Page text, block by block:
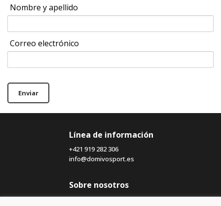
Nombre y apellido
Correo electrónico
Enviar
Línea de información
+421 919 282 306
info@domivosport.es
Sobre nosotros
Blog